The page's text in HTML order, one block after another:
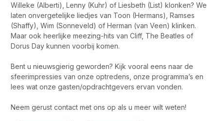
Willeke (Alberti), Lenny (Kuhr) of Liesbeth (List) klonken? We
laten onvergetelijke liedjes van Toon (Hermans), Ramses
(Shaffy), Wim (Sonneveld) of Herman (van Veen) klinken.
Maar ook heerlijke meezing-hits van Cliff, The Beatles of
Dorus Day kunnen voorbij komen.
Bent u nieuwsgierig geworden? Kijk vooral eens naar de
sfeerimpressies van onze optredens, onze programma’s en
lees wat onze gasten/opdrachtgevers ervan vonden.
Neem gerust contact met ons op als u meer wilt weten!